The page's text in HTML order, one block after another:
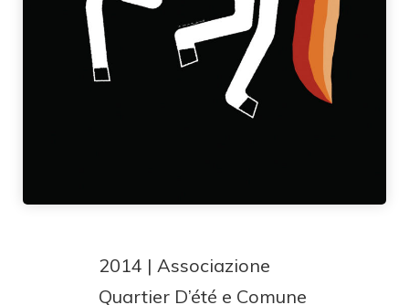
2014 | Associazione
Quartier D’été e Comune